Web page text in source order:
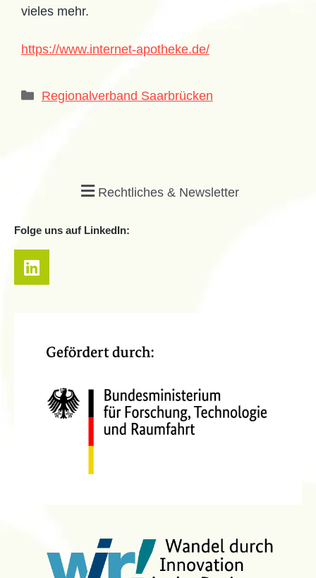
vieles mehr.
https://www.internet-apotheke.de/
Regionalverband Saarbrücken
Rechtliches & Newsletter
Folge uns auf LinkedIn: